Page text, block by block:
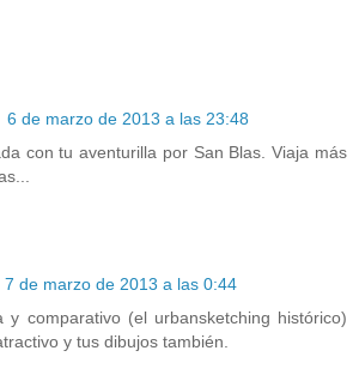
6 de marzo de 2013 a las 23:48
con tu aventurilla por San Blas. Viaja más
7 de marzo de 2013 a las 0:44
y comparativo (el urbansketching histórico)
y tus dibujos también.